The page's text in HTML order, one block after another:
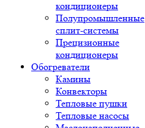
кондиционеры
Полупромышленные
сплит-системы
Прецизионные
кондиционеры
Обогреватели
Камины
Конвекторы
Тепловые пушки
Тепловые насосы